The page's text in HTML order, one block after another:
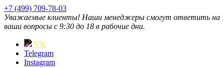
+7 (499) 709-78-03
Уважаемые клиенты! Наши менеджеры смогут ответить на
ваши вопросы с 9:30 до 18 в рабочие дни.
VK
Telegram
Instagram